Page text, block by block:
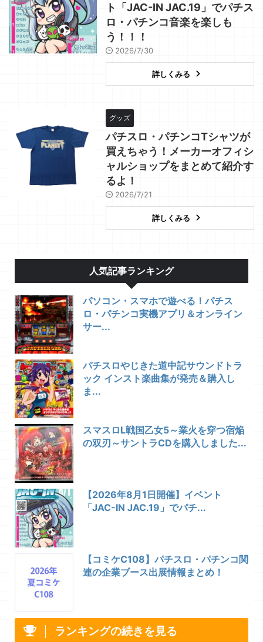
ト「JAC-IN JAC.19」でパチス
ロ・パチンコ音楽を楽しも
う！！！
2026/7/30
詳しくみる
グッズ
パチスロ・パチンコTシャツが
買えちゃう！メーカーオフィシ
ャルショップをまとめて紹介す
るよ！
2026/7/21
詳しくみる
人気記事ランキング
パソコン・スマホで遊べる！パチス
ロ・パチンコ実機アプリ＆オンライン
サー...
パチスロやじきた道中記サウンドトラ
ック インスト楽曲集が発売＆購入し
ま...
スマスロL戦国乙女5～業火を穿つ宿焔
の双刃～サントラCDを購入しました...
【2026年8月1日開催】イベント
「JAC-IN JAC.19」でパチ...
【コミケC108】パチスロ・パチンコ関
連の企業ブース出展情報まとめ！
ランキングの続きを見る